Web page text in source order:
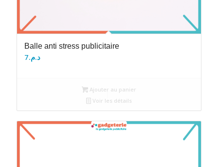
Balle anti stress publicitaire
د.م.7
Ajouter au panier
Voir les détails